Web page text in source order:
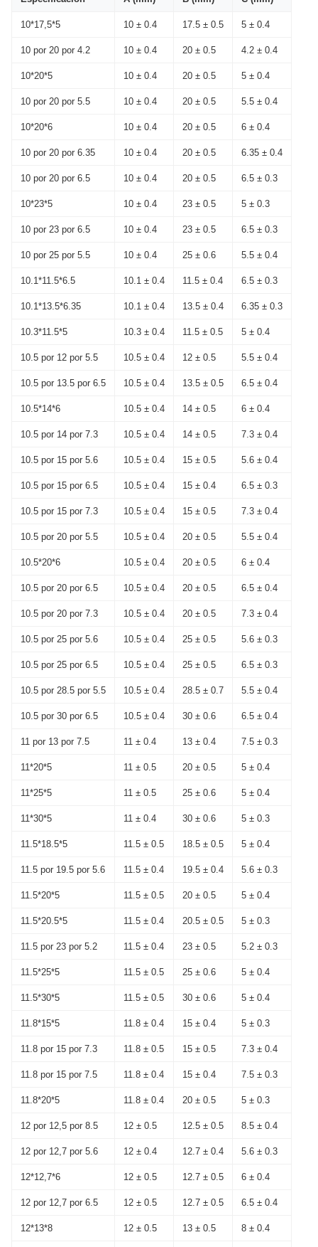
10*17,5*5 10 ± 0.4 17.5 ± 0.5 5 ± 0.4
10 por 20 por 4.2 10 ± 0.4 20 ± 0.5 4.2 ± 0.4
10*20*5 10 ± 0.4 20 ± 0.5 5 ± 0.4
10 por 20 por 5.5 10 ± 0.4 20 ± 0.5 5.5 ± 0.4
10*20*6 10 ± 0.4 20 ± 0.5 6 ± 0.4
10 por 20 por 6.35 10 ± 0.4 20 ± 0.5 6.35 ± 0.4
10 por 20 por 6.5 10 ± 0.4 20 ± 0.5 6.5 ± 0.3
10*23*5 10 ± 0.4 23 ± 0.5 5 ± 0.3
10 por 23 por 6.5 10 ± 0.4 23 ± 0.5 6.5 ± 0.3
10 por 25 por 5.5 10 ± 0.4 25 ± 0.6 5.5 ± 0.4
10.1*11.5*6.5 10.1 ± 0.4 11.5 ± 0.4 6.5 ± 0.3
10.1*13.5*6.35 10.1 ± 0.4 13.5 ± 0.4 6.35 ± 0.3
10.3*11.5*5 10.3 ± 0.4 11.5 ± 0.5 5 ± 0.4
10.5 por 12 por 5.5 10.5 ± 0.4 12 ± 0.5 5.5 ± 0.4
10.5 por 13.5 por 6.5 10.5 ± 0.4 13.5 ± 0.5 6.5 ± 0.4
10.5*14*6 10.5 ± 0.4 14 ± 0.5 6 ± 0.4
10.5 por 14 por 7.3 10.5 ± 0.4 14 ± 0.5 7.3 ± 0.4
10.5 por 15 por 5.6 10.5 ± 0.4 15 ± 0.5 5.6 ± 0.4
10.5 por 15 por 6.5 10.5 ± 0.4 15 ± 0.4 6.5 ± 0.3
10.5 por 15 por 7.3 10.5 ± 0.4 15 ± 0.5 7.3 ± 0.4
10.5 por 20 por 5.5 10.5 ± 0.4 20 ± 0.5 5.5 ± 0.4
10.5*20*6 10.5 ± 0.4 20 ± 0.5 6 ± 0.4
10.5 por 20 por 6.5 10.5 ± 0.4 20 ± 0.5 6.5 ± 0.4
10.5 por 20 por 7.3 10.5 ± 0.4 20 ± 0.5 7.3 ± 0.4
10.5 por 25 por 5.6 10.5 ± 0.4 25 ± 0.5 5.6 ± 0.3
10.5 por 25 por 6.5 10.5 ± 0.4 25 ± 0.5 6.5 ± 0.3
10.5 por 28.5 por 5.5 10.5 ± 0.4 28.5 ± 0.7 5.5 ± 0.4
10.5 por 30 por 6.5 10.5 ± 0.4 30 ± 0.6 6.5 ± 0.4
11 por 13 por 7.5 11 ± 0.4 13 ± 0.4 7.5 ± 0.3
11*20*5 11 ± 0.5 20 ± 0.5 5 ± 0.4
11*25*5 11 ± 0.5 25 ± 0.6 5 ± 0.4
11*30*5 11 ± 0.4 30 ± 0.6 5 ± 0.3
11.5*18.5*5 11.5 ± 0.5 18.5 ± 0.5 5 ± 0.4
11.5 por 19.5 por 5.6 11.5 ± 0.4 19.5 ± 0.4 5.6 ± 0.3
11.5*20*5 11.5 ± 0.5 20 ± 0.5 5 ± 0.4
11.5*20.5*5 11.5 ± 0.4 20.5 ± 0.5 5 ± 0.3
11.5 por 23 por 5.2 11.5 ± 0.4 23 ± 0.5 5.2 ± 0.3
11.5*25*5 11.5 ± 0.5 25 ± 0.6 5 ± 0.4
11.5*30*5 11.5 ± 0.5 30 ± 0.6 5 ± 0.4
11.8*15*5 11.8 ± 0.4 15 ± 0.4 5 ± 0.3
11.8 por 15 por 7.3 11.8 ± 0.5 15 ± 0.5 7.3 ± 0.4
11.8 por 15 por 7.5 11.8 ± 0.4 15 ± 0.4 7.5 ± 0.3
11.8*20*5 11.8 ± 0.4 20 ± 0.5 5 ± 0.3
12 por 12,5 por 8.5 12 ± 0.5 12.5 ± 0.5 8.5 ± 0.4
12 por 12,7 por 5.6 12 ± 0.4 12.7 ± 0.4 5.6 ± 0.3
12*12,7*6 12 ± 0.5 12.7 ± 0.5 6 ± 0.4
12 por 12,7 por 6.5 12 ± 0.5 12.7 ± 0.5 6.5 ± 0.4
12*13*8 12 ± 0.5 13 ± 0.5 8 ± 0.4